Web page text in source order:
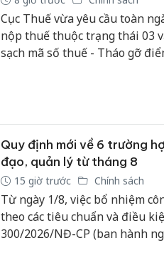
Cục Thuế vừa yêu cầu toàn
nộp thuế thuộc trạng thái 03
sạch mã số thuế - Tháo gỡ
Quy định mới về 6 trường
đạo, quản lý từ tháng 8
15 giờ trước Chính sách
Từ ngày 1/8, việc bổ nhiệm
theo các tiêu chuẩn và điều
300/2026/NĐ-CP (ban hành